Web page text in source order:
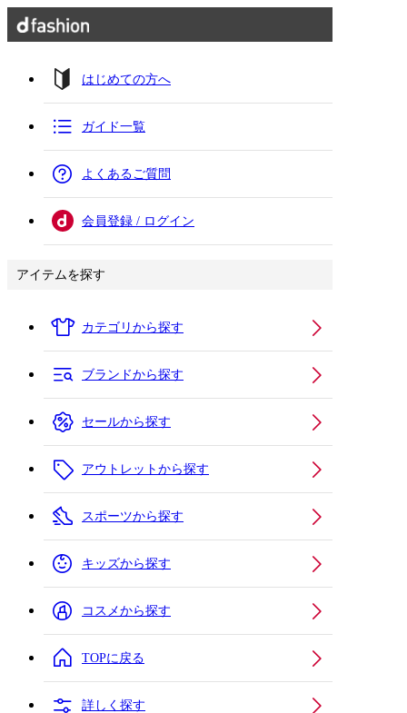
はじめての方へ
ガイド一覧
よくあるご質問
会員登録 / ログイン
アイテムを探す
カテゴリから探す
ブランドから探す
セールから探す
アウトレットから探す
スポーツから探す
キッズから探す
コスメから探す
TOPに戻る
詳しく探す